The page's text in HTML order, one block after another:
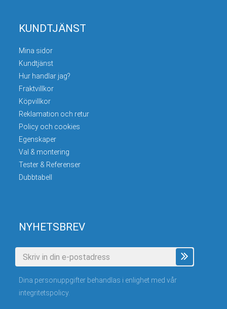
KUNDTJÄNST
Mina sidor
Kundtjänst
Hur handlar jag?
Fraktvillkor
Köpvillkor
Reklamation och retur
Policy och cookies
Egenskaper
Val & montering
Tester & Referenser
Dubbtabell
NYHETSBREV
Dina personuppgifter behandlas i enlighet med vår
integritetspolicy.